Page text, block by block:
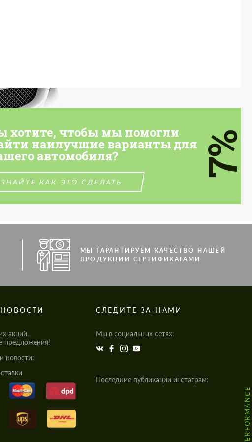
хотите, чтобы мы помогли
наилучшие варианты для
автомобиля?
КАК ЭТО СДЕЛАТЬ
7%
МЫ ГАРАНТИРУЕМ КАЧЕСТВО НАШЕЙ
ПРОДУКЦИИ СЕРТИФИКАТАМИ
акций,
предложения!
новости:
СЛЕДИТЕ ЗА НАМИ
Мы в социальных сетях:
Последние публикации инстаграм: